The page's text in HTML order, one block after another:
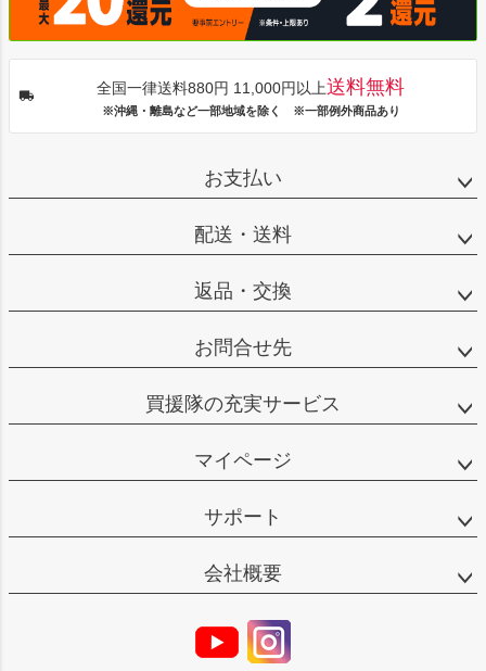
全国一律送料880円 11,000円以上送料無料
※沖縄・離島など一部地域を除く ※一部例外商品あり
お支払い
配送・送料
返品・交換
お問合せ先
買援隊の充実サービス
マイページ
サポート
会社概要